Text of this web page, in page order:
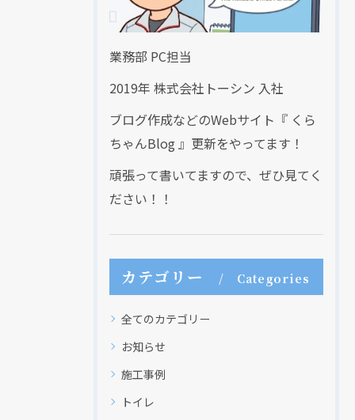
業務部 PC担当
2019年 株式会社トーシン 入社
ブログ作成などのWebサイト『 くら
ちゃんBlog 』更新をやってます！
頑張って書いてますので、ぜひ見てく
ださい！！
カテゴリー Categories
全てのカテゴリー
お知らせ
施工事例
トイレ